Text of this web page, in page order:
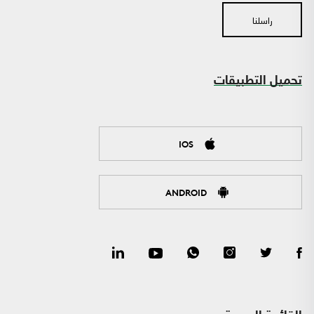
راسلنا
تحميل التطبيقات
IOS
ANDROID